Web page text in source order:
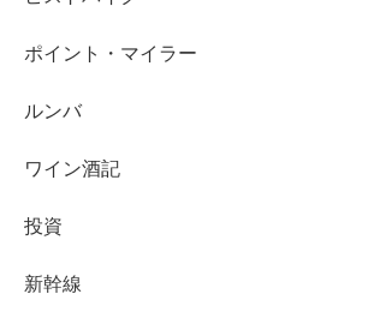
ポイント・マイラー
ルンバ
ワイン酒記
投資
新幹線